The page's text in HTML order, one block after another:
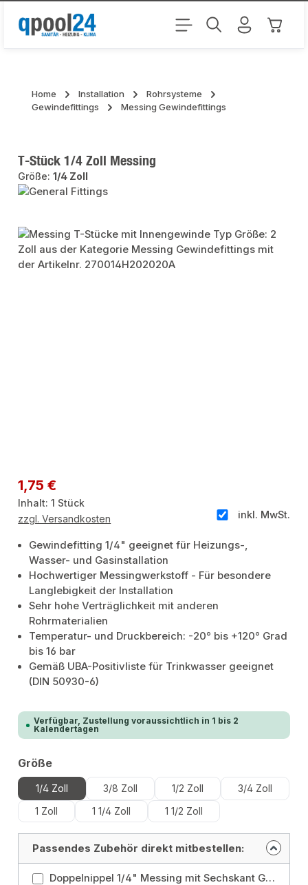
Zum Hauptinhalt springen
Home Installation
Rohrsysteme
Gewindefittings
Messing Gewindefittings
T-Stück 1/4 Zoll Messing
Größe:1/4 Zoll
Bildergalerie überspringen
Regulärer Preis:
1,75 €
Inhalt:1 Stück
inkl. MwSt.
zzgl. Versandkosten
Gewindefitting 1/4" geeignet für Heizungs-,
Wasser- und Gasinstallation
Hochwertiger Messingwerkstoff - Für besondere
Langlebigkeit der Installation
Sehr hohe Verträglichkeit mit anderen
Rohrmaterialien
Temperatur- und Druckbereich: -20° bis +120° Grad
bis 16 bar
Gemäß UBA-Positivliste für Trinkwasser geeignet
(DIN 50930-6)
Verfügbar, Zustellung voraussichtlich in 1 bis 2
Kalendertagen
Größeauswählen
1/4 Zoll 3/8 Zoll 1/2 Zoll
3/4 Zoll
1 Zoll
1 1/4 Zoll 1 1/2 Zoll
Passendes Zubehör direkt mitbestellen:
Doppelnippel 1/4" Messing mit Sechskant Größe: 1/4 Zoll